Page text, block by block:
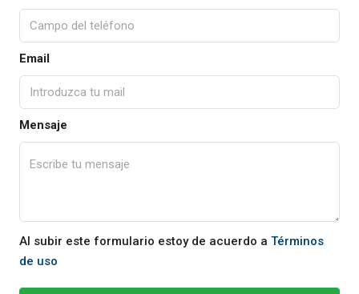
Email
Mensaje
Al subir este formulario estoy de acuerdo a Términos
de uso